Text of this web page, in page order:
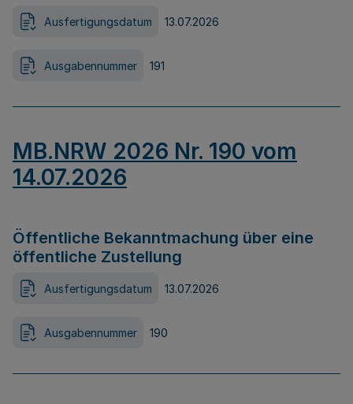
Ausfertigungsdatum 13.07.2026
Ausgabennummer 191
MB.NRW 2026 Nr. 190 vom
14.07.2026
Öffentliche Bekanntmachung über eine
öffentliche Zustellung
Ausfertigungsdatum 13.07.2026
Ausgabennummer 190